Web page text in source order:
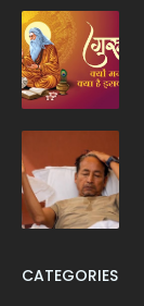
CATEGORIES